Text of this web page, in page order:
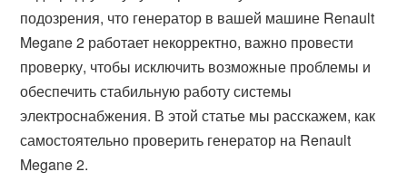
подозрения, что генератор в вашей машине Renault
Megane 2 работает некорректно, важно провести
проверку, чтобы исключить возможные проблемы и
обеспечить стабильную работу системы
электроснабжения. В этой статье мы расскажем, как
самостоятельно проверить генератор на Renault
Megane 2.